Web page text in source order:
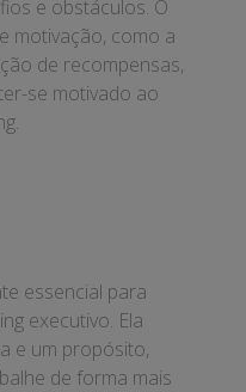
e obstáculos. O
motivação, como a
de recompensas,
se motivado ao
essencial para
executivo. Ela
e um propósito,
de forma mais